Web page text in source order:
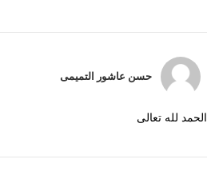
حسن عاشور التمیمی
الحمد لله تعالی